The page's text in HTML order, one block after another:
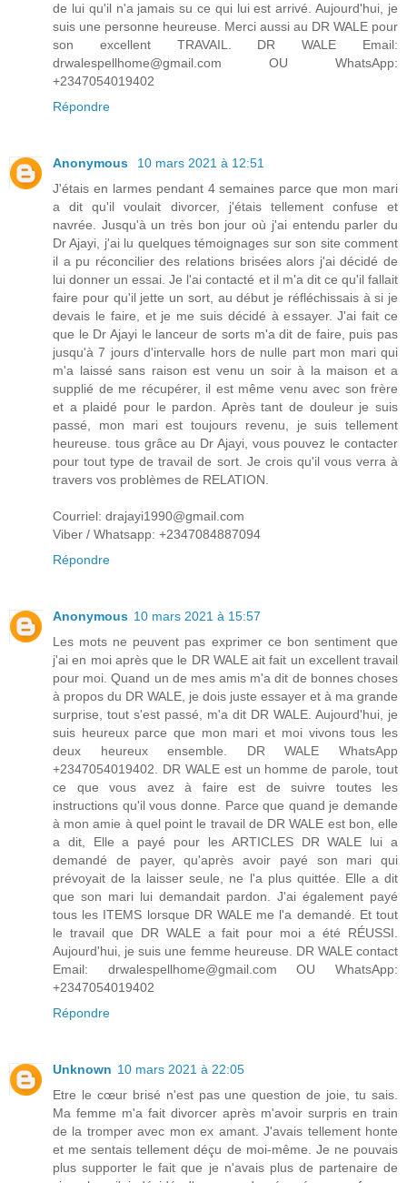
de lui qu'il n'a jamais su ce qui lui est arrivé. Aujourd'hui, je
suis une personne heureuse. Merci aussi au DR WALE pour
son excellent TRAVAIL. DR WALE Email:
drwalespellhome@gmail.com OU WhatsApp:
+2347054019402
Répondre
Anonymous
10 mars 2021 à 12:51
J'étais en larmes pendant 4 semaines parce que mon mari
a dit qu'il voulait divorcer, j'étais tellement confuse et
navrée. Jusqu'à un très bon jour où j'ai entendu parler du
Dr Ajayi, j'ai lu quelques témoignages sur son site comment
il a pu réconcilier des relations brisées alors j'ai décidé de
lui donner un essai. Je l'ai contacté et il m'a dit ce qu'il fallait
faire pour qu'il jette un sort, au début je réfléchissais à si je
devais le faire, et je me suis décidé à essayer. J'ai fait ce
que le Dr Ajayi le lanceur de sorts m'a dit de faire, puis pas
jusqu'à 7 jours d'intervalle hors de nulle part mon mari qui
m'a laissé sans raison est venu un soir à la maison et a
supplié de me récupérer, il est même venu avec son frère
et a plaidé pour le pardon. Après tant de douleur je suis
passé, mon mari est toujours revenu, je suis tellement
heureuse. tous grâce au Dr Ajayi, vous pouvez le contacter
pour tout type de travail de sort. Je crois qu'il vous verra à
travers vos problèmes de RELATION.
Courriel: drajayi1990@gmail.com
Viber / Whatsapp: +2347084887094
Répondre
Anonymous 10 mars 2021 à 15:57
Les mots ne peuvent pas exprimer ce bon sentiment que
j'ai en moi après que le DR WALE ait fait un excellent travail
pour moi. Quand un de mes amis m'a dit de bonnes choses
à propos du DR WALE, je dois juste essayer et à ma grande
surprise, tout s'est passé, m'a dit DR WALE. Aujourd'hui, je
suis heureux parce que mon mari et moi vivons tous les
deux heureux ensemble. DR WALE WhatsApp
+2347054019402. DR WALE est un homme de parole, tout
ce que vous avez à faire est de suivre toutes les
instructions qu'il vous donne. Parce que quand je demande
à mon amie à quel point le travail de DR WALE est bon, elle
a dit, Elle a payé pour les ARTICLES DR WALE lui a
demandé de payer, qu'après avoir payé son mari qui
prévoyait de la laisser seule, ne l'a plus quittée. Elle a dit
que son mari lui demandait pardon. J'ai également payé
tous les ITEMS lorsque DR WALE me l'a demandé. Et tout
le travail que DR WALE a fait pour moi a été RÉUSSI.
Aujourd'hui, je suis une femme heureuse. DR WALE contact
Email: drwalespellhome@gmail.com OU WhatsApp:
+2347054019402
Répondre
Unknown 10 mars 2021 à 22:05
Etre le cœur brisé n'est pas une question de joie, tu sais.
Ma femme m'a fait divorcer après m'avoir surpris en train
de la tromper avec mon ex amant. J'avais tellement honte
et me sentais tellement déçu de moi-même. Je ne pouvais
plus supporter le fait que je n'avais plus de partenaire de